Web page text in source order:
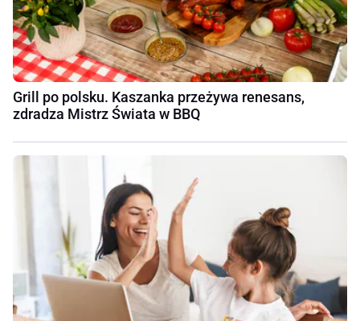
Grill po polsku. Kaszanka przeżywa renesans,
zdradza Mistrz Świata w BBQ